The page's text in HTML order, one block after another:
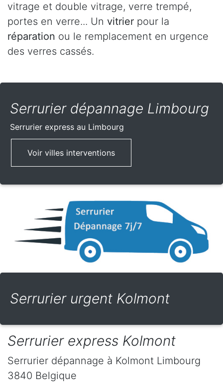
vitrage et double vitrage, verre trempé,
portes en verre... Un vitrier pour la
réparation ou le remplacement en urgence
des verres cassés.
Serrurier dépannage Limbourg
Serrurier express au Limbourg
Voir villes interventions
Serrurier urgent Kolmont
Serrurier express Kolmont
Serrurier dépannage à Kolmont Limbourg
3840 Belgique